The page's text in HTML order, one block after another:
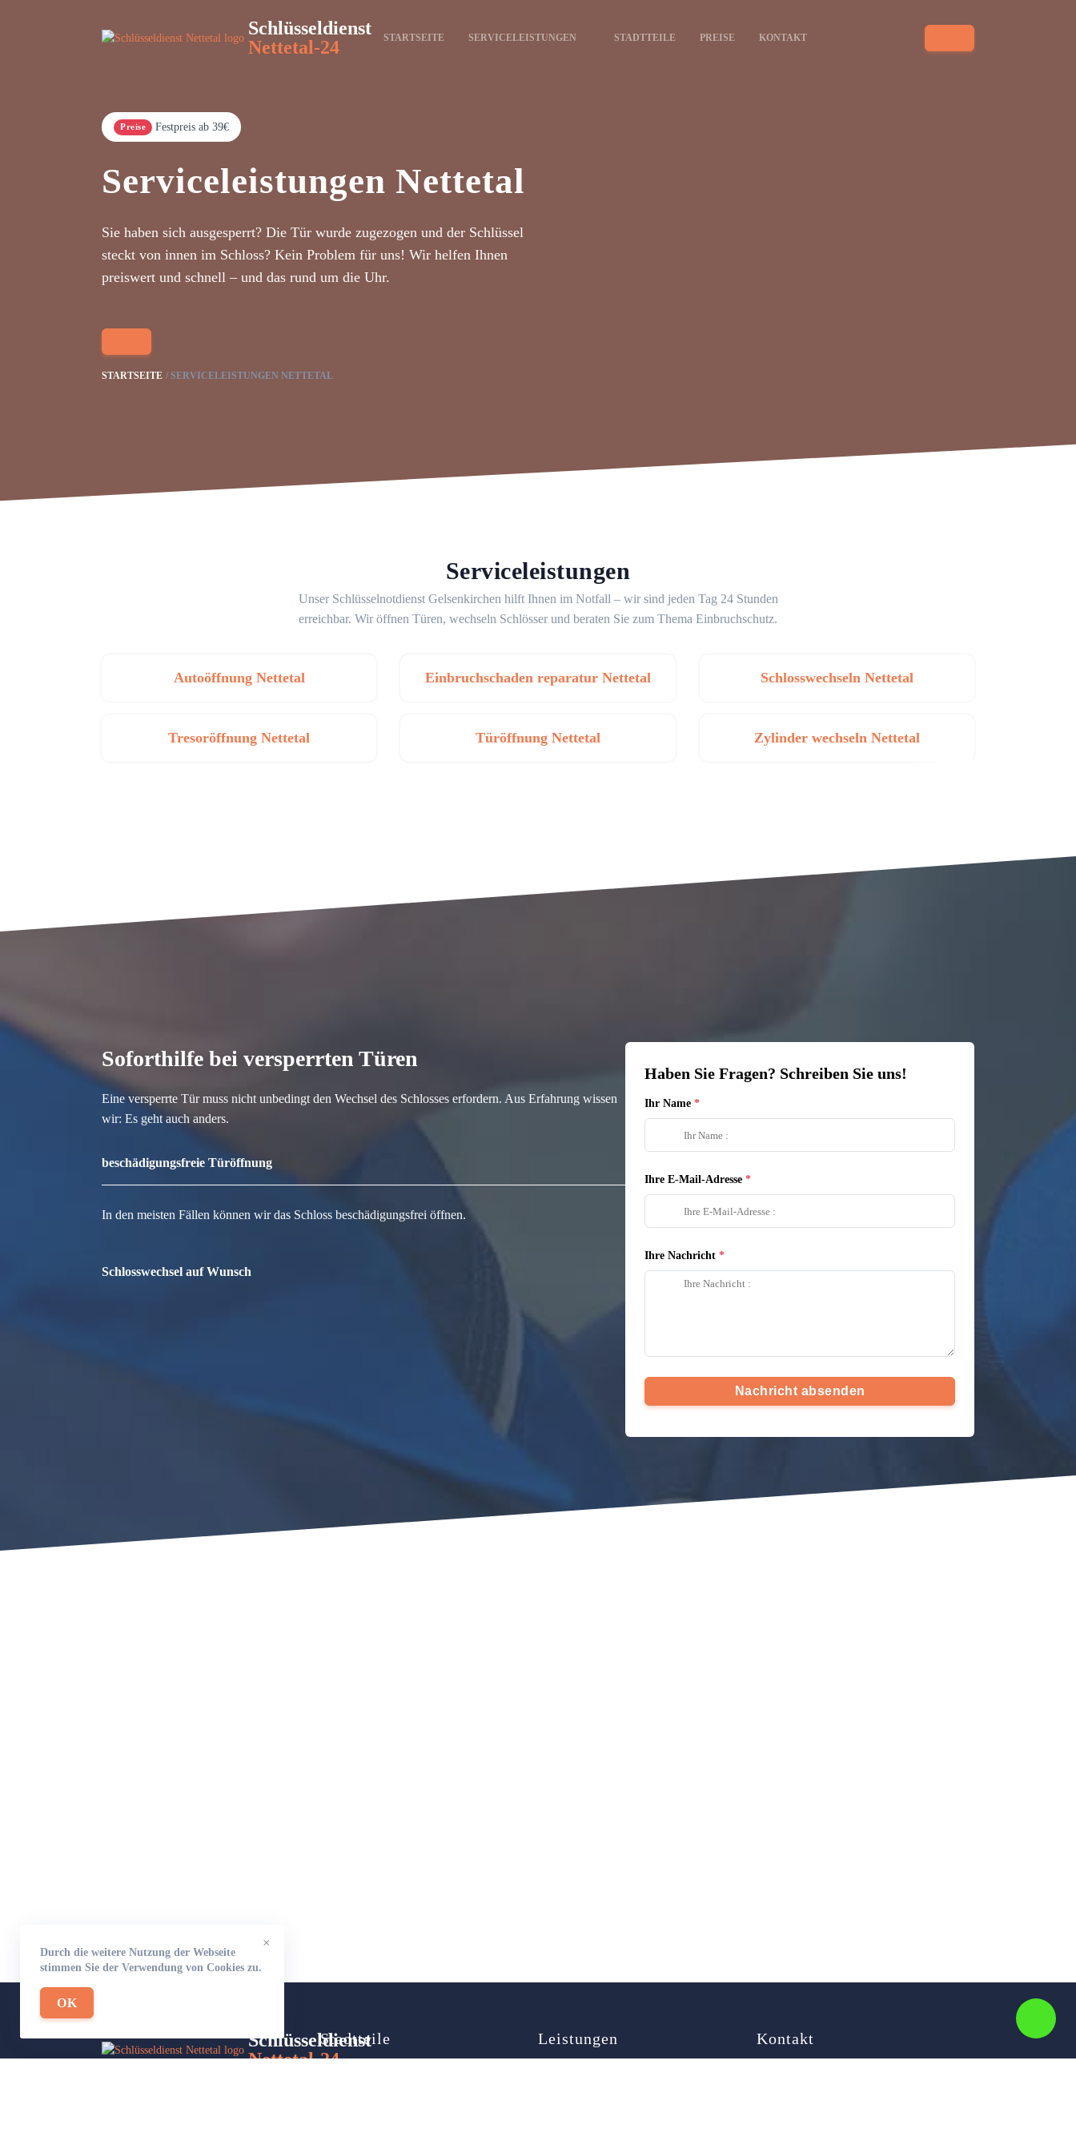
Schlüsseldienst
Nettetal-24
STARTSEITE SERVICELEISTUNGEN STADTTEILE PREISE KONTAKT
Preise Festpreis ab 39€
Serviceleistungen Nettetal
Sie haben sich ausgesperrt? Die Tür wurde zugezogen und der Schlüssel
steckt von innen im Schloss? Kein Problem für uns! Wir helfen Ihnen
preiswert und schnell – und das rund um die Uhr.
STARTSEITE SERVICELEISTUNGEN NETTETAL
Serviceleistungen
Unser Schlüsselnotdienst Gelsenkirchen hilft Ihnen im Notfall – wir sind jeden Tag 24 Stunden
erreichbar. Wir öffnen Türen, wechseln Schlösser und beraten Sie zum Thema Einbruchschutz.
Autoöffnung Nettetal Einbruchschaden reparatur Nettetal Schlosswechseln Nettetal
Tresoröffnung Nettetal Türöffnung Nettetal Zylinder wechseln Nettetal
Soforthilfe bei versperrten Türen
Eine versperrte Tür muss nicht unbedingt den Wechsel des Schlosses erfordern. Aus Erfahrung wissen
wir: Es geht auch anders.
beschädigungsfreie Türöffnung
In den meisten Fällen können wir das Schloss beschädigungsfrei öffnen.
Schlosswechsel auf Wunsch
Haben Sie Fragen? Schreiben Sie uns!
Ihr Name
Ihre E-Mail-Adresse
Ihre Nachricht
Nachricht absenden
×
Durch die weitere Nutzung der Webseite
stimmen Sie der Verwendung von Cookies zu.
OK
Schlüsseldienst
Nettetal-24
Stadtteile Leistungen Kontakt